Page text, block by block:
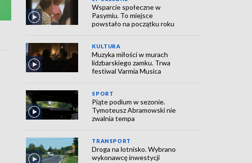
Wsparcie społeczne w
Pasymiu. To miejsce
powstało na początku roku
KULTURA
Muzyka miłości w murach
lidzbarskiego zamku. Trwa
festiwal Varmia Musica
SPORT
Piąte podium w sezonie.
Tymoteusz Abramowski nie
zwalnia tempa
TRANSPORT
Droga na lotnisko. Wybrano
wykonawcę inwestycji